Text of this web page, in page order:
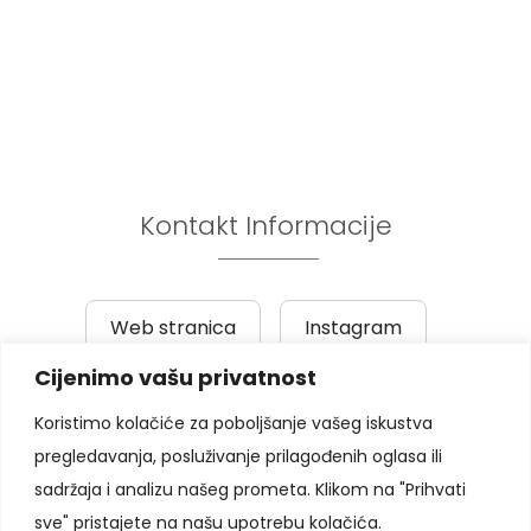
Cijenimo vašu privatnost
Koristimo kolačiće za poboljšanje vašeg iskustva
pregledavanja, posluživanje prilagođenih oglasa ili
sadržaja i analizu našeg prometa. Klikom na "Prihvati
sve" pristajete na našu upotrebu kolačića.
Kontakt Informacije
Web stranica Instagram
Pratite nas